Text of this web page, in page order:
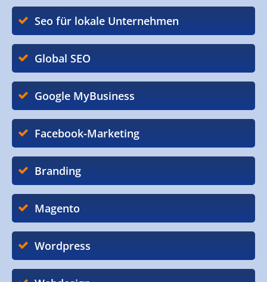
Seo für lokale Unternehmen
Global SEO
Google MyBusiness
Facebook-Marketing
Branding
Magento
Wordpress